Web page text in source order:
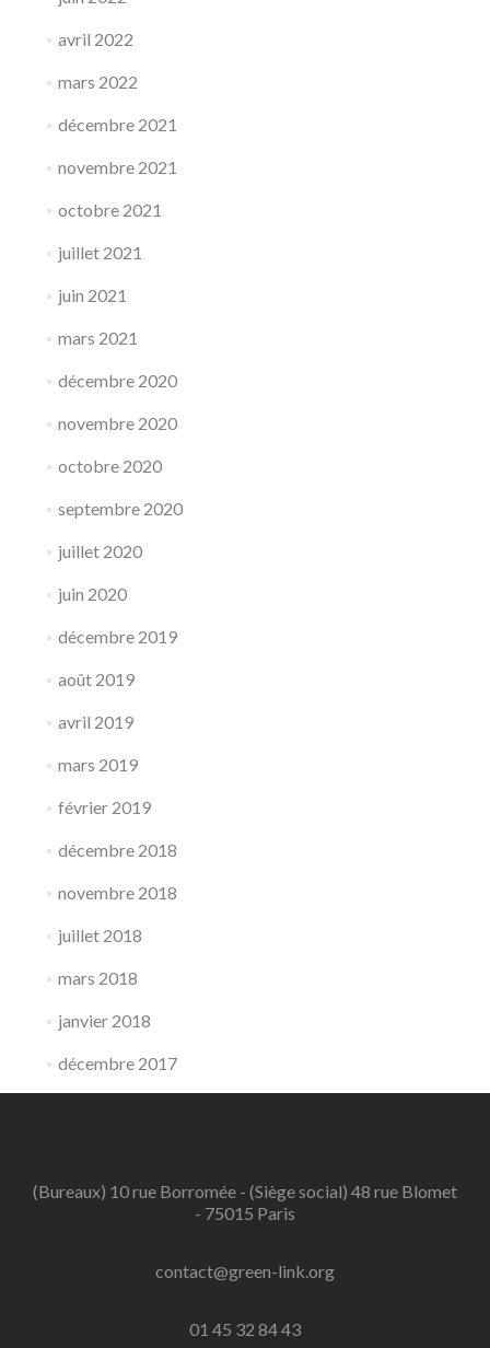
avril 2022
mars 2022
décembre 2021
novembre 2021
octobre 2021
juillet 2021
juin 2021
mars 2021
décembre 2020
novembre 2020
octobre 2020
septembre 2020
juillet 2020
juin 2020
décembre 2019
août 2019
avril 2019
mars 2019
février 2019
décembre 2018
novembre 2018
juillet 2018
mars 2018
janvier 2018
décembre 2017
(Bureaux) 10 rue Borromée - (Siège social) 48 rue Blomet
- 75015 Paris
contact@green-link.org
01 45 32 84 43